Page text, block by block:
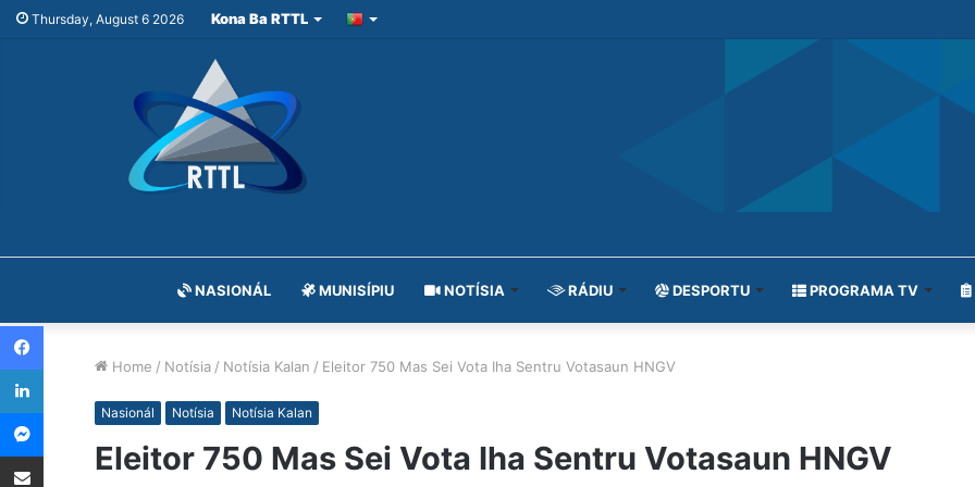
Thursday, August 6 2026 Kona Ba RTTL
NASIONÁL MUNISÍPIU NOTÍSIA RÁDIU DESPORTU PROGRAMA TV
Home / Notísia / Notísia Kalan / Eleitor 750 Mas Sei Vota Iha Sentru Votasaun HNGV
Nasionál Notísia Notísia Kalan
Eleitor 750 Mas Sei Vota Iha Sentru Votasaun HNGV
Facebook
LinkedIn
Messenger